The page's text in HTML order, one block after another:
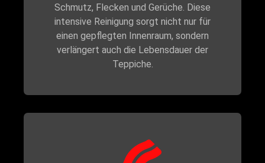
Schmutz, Flecken und Gerüche. Diese
intensive Reinigung sorgt nicht nur für
einen gepflegten Innenraum, sondern
verlängert auch die Lebensdauer der
Teppiche.